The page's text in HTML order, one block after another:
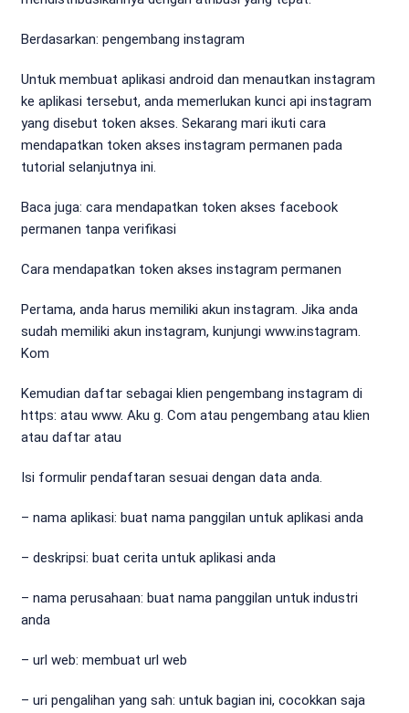
Berdasarkan: pengembang instagram
Untuk membuat aplikasi android dan menautkan instagram
ke aplikasi tersebut, anda memerlukan kunci api instagram
yang disebut token akses. Sekarang mari ikuti cara
mendapatkan token akses instagram permanen pada
tutorial selanjutnya ini.
Baca juga: cara mendapatkan token akses facebook
permanen tanpa verifikasi
Cara mendapatkan token akses instagram permanen
Pertama, anda harus memiliki akun instagram. Jika anda
sudah memiliki akun instagram, kunjungi www.instagram.
Kom
Kemudian daftar sebagai klien pengembang instagram di
https: atau www. Aku g. Com atau pengembang atau klien
atau daftar atau
Isi formulir pendaftaran sesuai dengan data anda.
– nama aplikasi: buat nama panggilan untuk aplikasi anda
– deskripsi: buat cerita untuk aplikasi anda
– nama perusahaan: buat nama panggilan untuk industri
anda
– url web: membuat url web
– uri pengalihan yang sah: untuk bagian ini, cocokkan saja